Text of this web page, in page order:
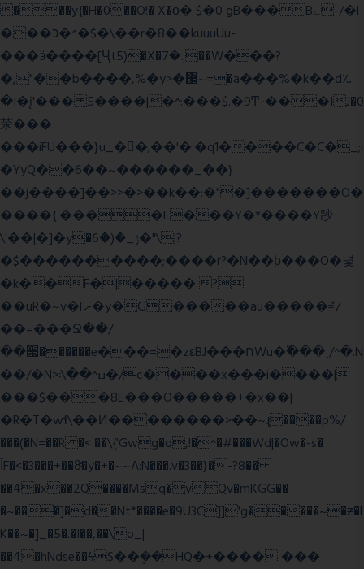
���y{�H�0��O!� X�о� $�0 gB���Bے-/�l-
���כ�^�$�\��r�8��kuuuUu-
���ӭ����[Ҷt5)�X�܉�7��W���?
�,"��b����,%�y>�޼~=�a���%�k��d؉
�I�į'��� 5����|�^:���$.�9Ͳ ·���IJ�0
荥���
���iFU���}u_��;��'�:�q1����C�C�_;i
�YyQ��6��~������_��}
��j����]��>>�>��k��;�"�]�������O�
����{ ����E���Y�*����Y䟞
\'��|�]�y�ݱ_�(�6�"\|?
�$����������;����r?�N��ϸ���O�볓
�k��F�|����� ?
��uR�~v�Fށ�y�G�����au�����ꑷ/
��=���Ջ��/
��՗������e���=�zεBJ���חWu�߰���˯/^�.N
��/�N>ߎ^��\܃�/c����x���i����|
���$���ܿ8E���O�����+�x��|
�R�T�wɬ\� �И��������>��~ɻ����p%/
���(�N=��R �< ��\{'Gwg�o,!�^�#���Wd|�Ow�-s�
ĬF�<�3���+��8ͣ�y�+�~~A:N���.v�3��}�-?8��
��4�x��2Q����Msq�vQv�mKGG��
�~���]�d��Nt*����e�9U3C]]'g�����~�ƶ�l
K��~�]_�5�.�I��,��\o_|
��4�hNdse��ϟS��ܷ��HQ�+���� ���